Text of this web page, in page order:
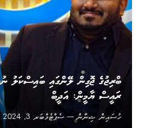
ބްރިޖުގެ ޖޮގިން ލޭންގައި ބައިސްކަލު
ރައީސް ޔާމީން: އަދީބް
ހުސައިން ޝިނާން
ސެޕްޓެމްބަރ 3, 2024